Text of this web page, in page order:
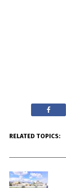
RELATED TOPICS: